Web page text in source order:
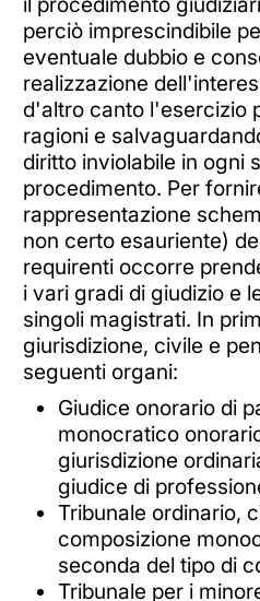
perciò imprescindibile
eventuale dubbio e
realizzazione
d'altro canto l'esercizio
ragioni e
diritto inviolabile in ogni
procedimento. Per
rappresentazione
non certo esauriente)
requirenti occorre
i vari gradi di giudizio e
singoli magistrati. In
giurisdizione, civile e
seguenti organi:
Giudice onorario di
monocratico
giurisdizione
giudice di
Tribunale ordinario,
composizione
seconda del tipo di
Tribunale per i